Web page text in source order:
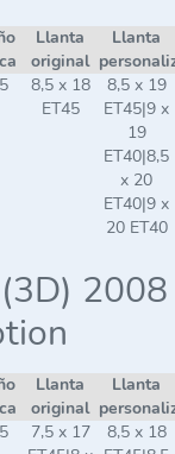
Llanta
original
Llanta
8,5 x 18
ET45
8,5 x 19
ET45|9 x
19
ET40|8,5
x 20
ET40|9 x
20 ET40
2008
Llanta
original
Llanta
7,5 x 17
8,5 x 18